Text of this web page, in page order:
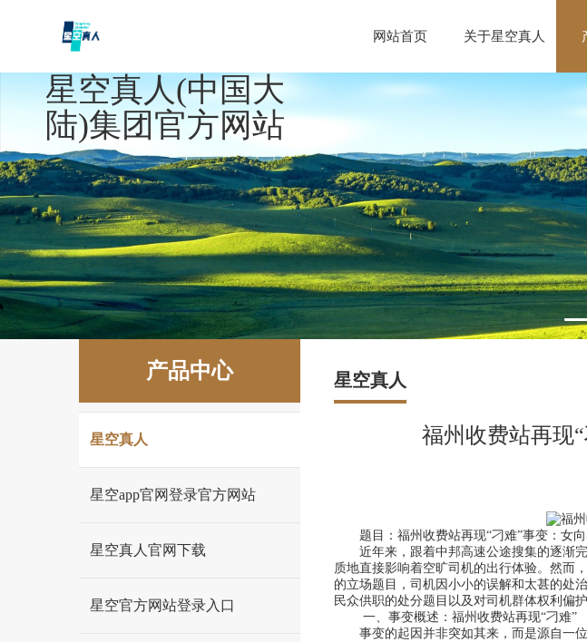
星空真人(中国大
陆)集团官方网站
网站首页 关于星空真人
产品中心
星空真人
星空app官网登录官方网站
星空真人官网下载
星空官方网站登录入口
星空真人
福州收费站再现
题目：福州收费站再现“刁难”事变：女向
近年来，跟着中邦高速公途搜集的逐渐完
质地直接影响着空旷司机的出行体验。然而
的立场题目，司机因小小的误解和太甚的处
民众供职的处分题目以及对司机群体权利偏护
一、事变概述：福州收费站再现“刁难”
事变的起因并非突如其来，而是源自一位